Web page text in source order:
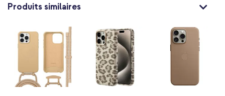
Produits similaires